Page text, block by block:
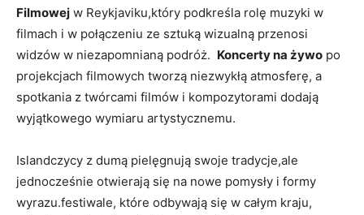
Filmowej w ⁢Reykjaviku,który‍ podkreśla rolę muzyki w
filmach i​ w⁣ połączeniu ‌ze sztuką ⁤wizualną przenosi
widzów w niezapomnianą podróż. ‌ Koncerty ‍na‌ żywo po
projekcjach filmowych tworzą niezwykłą atmosferę, a‌
spotkania⁤ z twórcami filmów i kompozytorami dodają‍
wyjątkowego wymiaru artystycznemu.
Islandczycy z dumą pielęgnują swoje tradycje,ale
jednocześnie otwierają się na nowe pomysły i formy
wyrazu.festiwale, które⁢ odbywają się w⁣ całym kraju,